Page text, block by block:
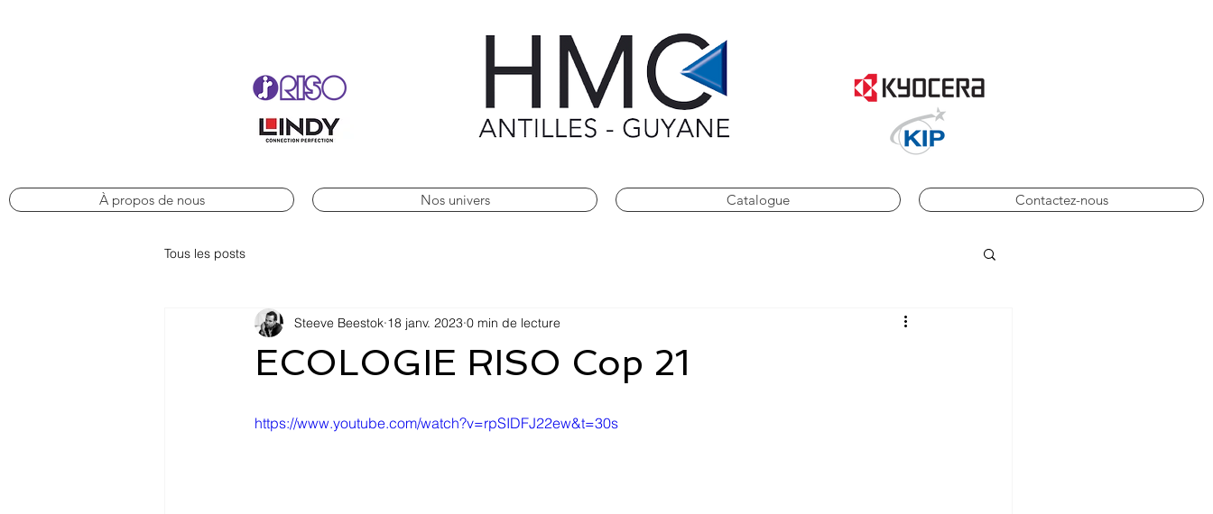
À propos de nous Nos univers Catalogue Contactez-nous
Tous les posts
ECOLOGIE RISO Cop 21
Steeve Beestok 18 janv. 2023 0 min de lecture
https://www.youtube.com/watch?v=rpSIDFJ22ew&t=30s